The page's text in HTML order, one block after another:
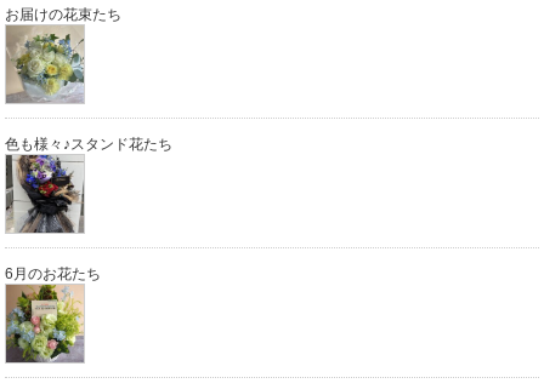
お届けの花束たち
色も様々♪スタンド花たち
6月のお花たち